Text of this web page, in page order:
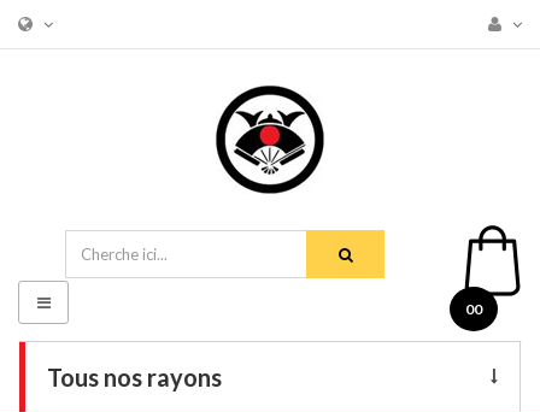
00
Tous nos rayons
Basculer
la
navigation